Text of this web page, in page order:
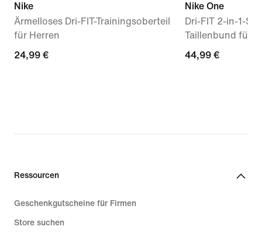
Nike
Ärmelloses Dri-FIT-Trainingsoberteil
für Herren
24,99 €
24,99 €
Nike One
Dri-FIT 2-in-1-
Taillenbund für
44,99 €
44,99 €
Ressourcen
Geschenkgutscheine für Firmen
Store suchen